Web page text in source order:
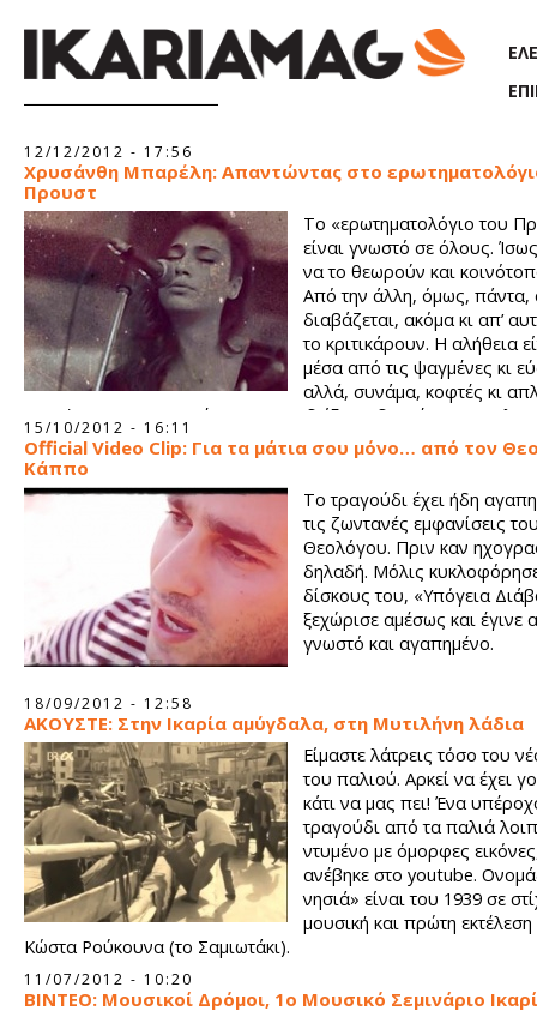
12/12/2012 - 17:56
Χρυσάνθη Μπαρέλη: Απαντώντας στο
Προυστ
Το «ερωτηματολόγιο του
είναι γνωστό σε όλους.
να το θεωρούν και
Από την άλλη, όμως, πάντα,
διαβάζεται, ακόμα κι απ’
το κριτικάρουν. Η αλήθεια
μέσα από τις ψαγμένες κι
αλλά, συνάμα, κοφτές κι
ερωτήσεις του, καταφέρνει να αναδείξει ενδιαφέρουσες
προσωπικότητας του κάθε ανθρώπου
15/10/2012 - 16:11
Official Video Clip: Για τα μάτια σου μόνο… από τον
Κάππο
Το τραγούδι έχει ήδη
τις ζωντανές εμφανίσεις
Θεολόγου. Πριν καν
δηλαδή. Μόλις
δίσκους του, «Υπόγεια
ξεχώρισε αμέσως και έγινε
γνωστό και αγαπημένο.
18/09/2012 - 12:58
ΑΚΟΥΣΤΕ: Στην Ικαρία αμύγδαλα, στη Μυτιλήνη λάδια
Είμαστε λάτρεις τόσο του
του παλιού. Αρκεί να έχει
κάτι να μας πει! Ένα
τραγούδι από τα παλιά
ντυμένο με όμορφες
ανέβηκε στο youtube.
νησιά» είναι του 1939 σε
μουσική και πρώτη
Κώστα Ρούκουνα (το Σαμιωτάκι).
11/07/2012 - 10:20
ΒΙΝΤΕΟ: Μουσικοί Δρόμοι, 1ο Μουσικό Σεμινάριο